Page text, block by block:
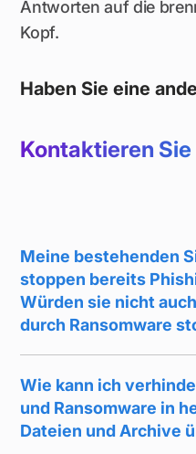
Antworten auf die
Kopf.
Haben Sie eine
Kontaktieren Sie
Meine bestehenden
stoppen bereits
Würden sie nicht
durch Ransomware
Wie kann ich
und Ransomware in
Dateien und Archive